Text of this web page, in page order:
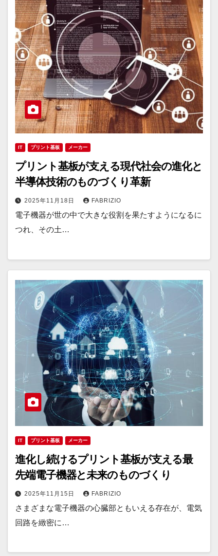
IT プリント基板 メーカー
プリント基板が支える現代社会の進化と
半導体技術のものづくり革新
2025年11月18日 FABRIZIO
電子機器が世の中で大きな役割を果たすようになるに
つれ、その土…
IT プリント基板 メーカー
進化し続けるプリント基板が支える最
先端電子機器と未来のものづくり
2025年11月15日 FABRIZIO
さまざまな電子機器の心臓部ともいえる存在が、電気
回路を緻密に…